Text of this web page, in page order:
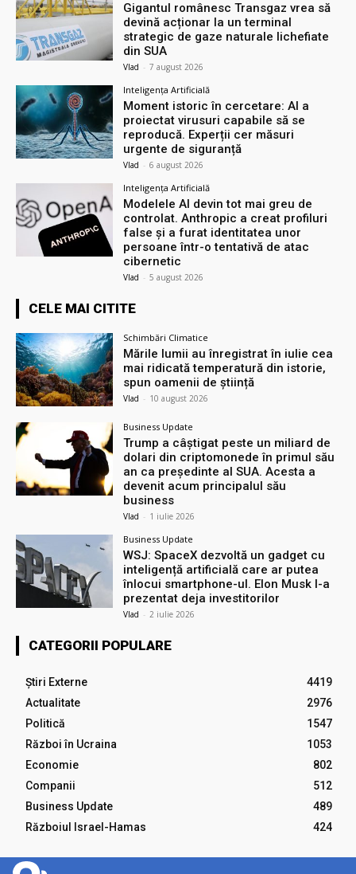
Gigantul românesc Transgaz vrea să
devină acționar la un terminal
strategic de gaze naturale lichefiate
din SUA
Vlad - 7 august 2026
Inteligența Artificială
Moment istoric în cercetare: AI a
proiectat virusuri capabile să se
reproducă. Experții cer măsuri
urgente de siguranță
Vlad - 6 august 2026
Inteligența Artificială
Modelele AI devin tot mai greu de
controlat. Anthropic a creat profiluri
false și a furat identitatea unor
persoane într-o tentativă de atac
cibernetic
Vlad - 5 august 2026
CELE MAI CITITE
Schimbări Climatice
Mările lumii au înregistrat în iulie cea
mai ridicată temperatură din istorie,
spun oamenii de știință
Vlad - 10 august 2026
Business Update
Trump a câștigat peste un miliard de
dolari din criptomonede în primul său
an ca președinte al SUA. Acesta a
devenit acum principalul său
business
Vlad - 1 iulie 2026
Business Update
WSJ: SpaceX dezvoltă un gadget cu
inteligență artificială care ar putea
înlocui smartphone-ul. Elon Musk l-a
prezentat deja investitorilor
Vlad - 2 iulie 2026
CATEGORII POPULARE
Știri Externe
4419
Actualitate
2976
Politică
1547
Război în Ucraina
1053
Economie
802
Companii
512
Business Update
489
Războiul Israel-Hamas
424